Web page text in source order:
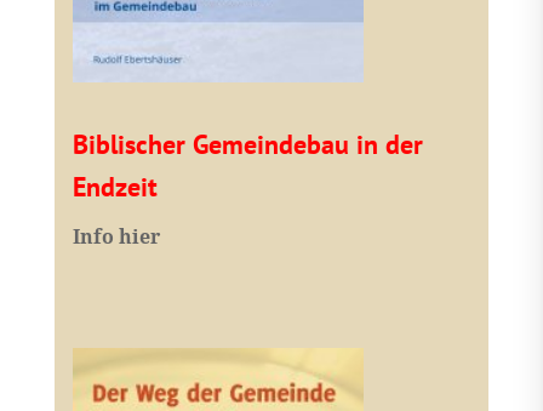
Biblischer Gemeindebau in der
Endzeit
Info hier